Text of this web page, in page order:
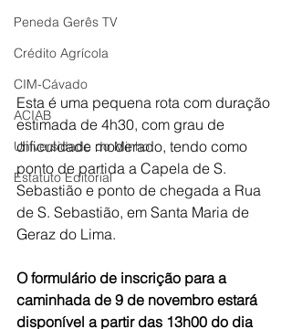
Peneda Gerês TV
Crédito Agrícola
CIM-Cávado
ACIAB
Universidade do Minho
Estatuto Editorial
Esta é uma pequena rota com duração
estimada de 4h30, com grau de
dificuldade moderado, tendo como
ponto de partida a Capela de S.
Sebastião e ponto de chegada a Rua
de S. Sebastião, em Santa Maria de
Geraz do Lima.
O formulário de inscrição para a
caminhada de 9 de novembro estará
disponível a partir das 13h00 do dia